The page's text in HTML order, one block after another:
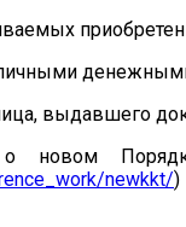
выдавшего
новом
newkkt/)